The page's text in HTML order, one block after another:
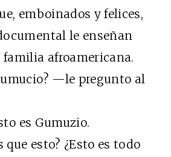
emboinados y felices,
le enseñan
familia afroamericana.
—le pregunto al
es Gumuzio.
esto? ¿Esto es todo